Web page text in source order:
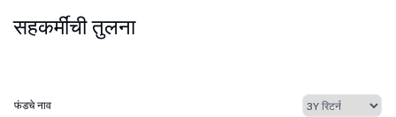
सहकर्मींची तुलना
फंडचे नाव